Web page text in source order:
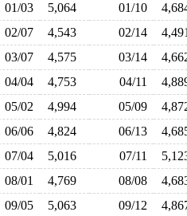
01/03 5,064 01/10
02/07 4,543 02/14
03/07 4,575 03/14
04/04 4,753 04/11
05/02 4,994 05/09
06/06 4,824 06/13
07/04 5,016 07/11
08/01 4,769 08/08
09/05 5,063 09/12